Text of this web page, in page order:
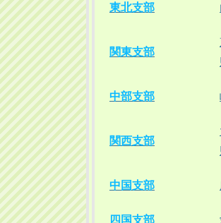
東北支部
関東支部
中部支部
関西支部
中国支部
四国支部